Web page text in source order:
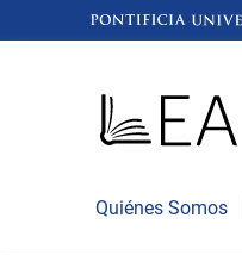
Quiénes Somos